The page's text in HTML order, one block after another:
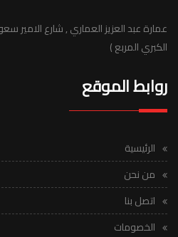
عمارة عبد العزيز العماري , شارع الامير
الكبري المربع )
روابط الموقع
الرئيسية
من نحن
اتصل بنا
الخصومات